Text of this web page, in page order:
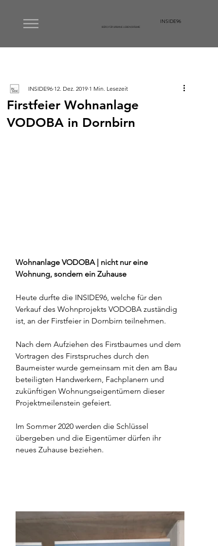
INSIDE96
BÜRO FÜR URBANE LEBENSRÄUME
Firstfeier Wohnanlage
VODOBA in Dornbirn
INSIDE96 12. Dez. 2019 1 Min. Lesezeit
Wohnanlage VODOBA | nicht nur eine
Wohnung, sondern ein Zuhause
Heute durfte die INSIDE96, welche für den
Verkauf des Wohnprojekts VODOBA zuständig
ist, an der Firstfeier in Dornbirn teilnehmen.
Nach dem Aufziehen des Firstbaumes und dem
Vortragen des Firstspruches durch den
Baumeister wurde gemeinsam mit den am Bau
beteiligten Handwerkern, Fachplanern und
zukünftigen Wohnungseigentümern dieser
Projektmeilenstein gefeiert.
Im Sommer 2020 werden die Schlüssel
übergeben und die Eigentümer dürfen ihr
neues Zuhause beziehen.